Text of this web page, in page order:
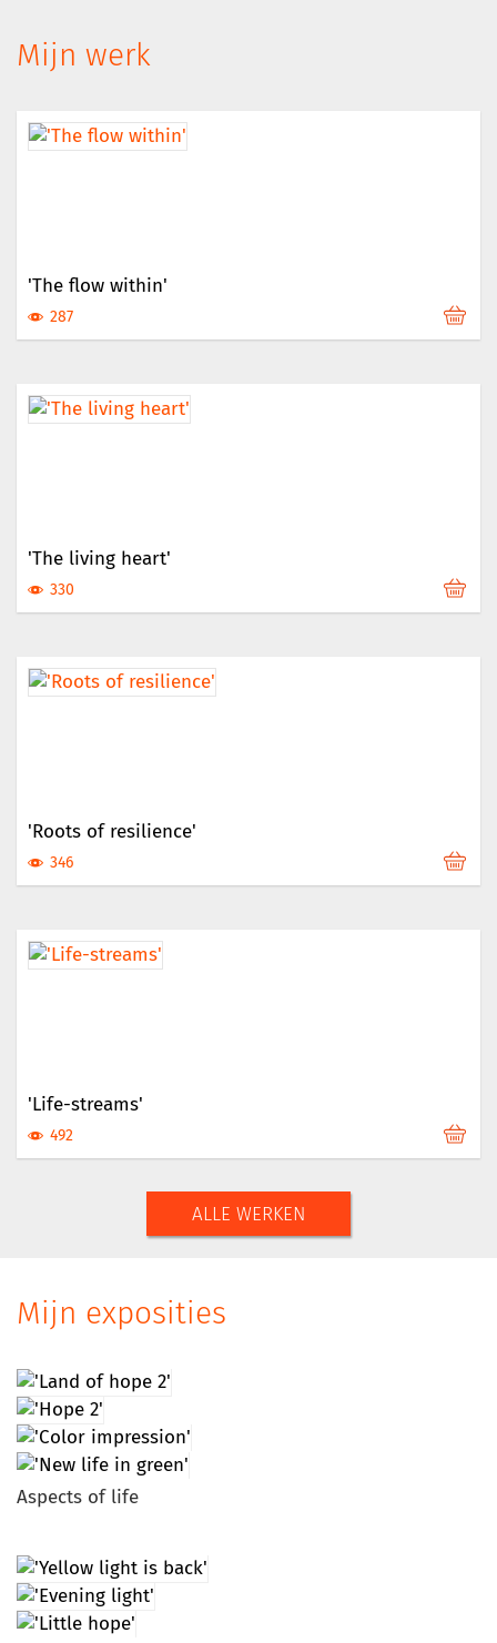
Mijn werk
'The flow within'
287
'The living heart'
330
'Roots of resilience'
346
'Life-streams'
492
ALLE WERKEN
Mijn exposities
Aspects of life